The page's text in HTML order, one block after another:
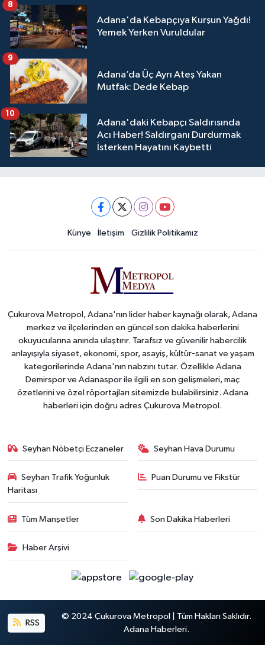
Adana'da Kebapçıya Kurşun Yağdı!
Yemek Yerken Vuruldular
8
Adana’da Üç Ayrı Ateş Yakan
Mutfak: Dede Kebap
9
Adana'daki Kebapçı Saldırısında
Acı Haber! Saldırganı Durdurmak
İsterken Hayatını Kaybetti
10
Künye İletişim Gizlilik Politikamız
Çukurova Metropol, Adana'nın lider haber kaynağı olarak, Adana
merkez ve ilçelerinden en güncel son dakika haberlerini
okuyucularına anında ulaştırır. Tarafsız ve güvenilir habercilik
anlayışıyla siyaset, ekonomi, spor, asayiş, kültür-sanat ve yaşam
kategorilerinde Adana'nın nabzını tutar. Özellikle Adana
Demirspor ve Adanaspor ile ilgili en son gelişmeleri, maç
özetlerini ve özel röportajları sitemizde bulabilirsiniz. Adana
haberleri için doğru adres Çukurova Metropol.
Seyhan Nöbetçi Eczaneler Seyhan Hava Durumu
Seyhan Trafik Yoğunluk
Haritası
Puan Durumu ve Fikstür
Tüm Manşetler Son Dakika Haberleri
Haber Arşivi
RSS
© 2024 Çukurova Metropol | Tüm Hakları Saklıdır.
Adana Haberleri.